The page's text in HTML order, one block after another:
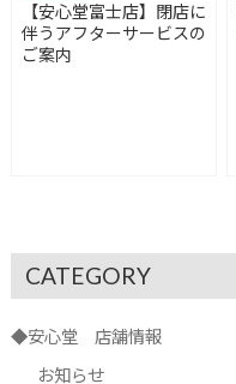
【安心堂富士店】閉店に
伴うアフターサービスの
ご案内
CATEGORY
◆安心堂 店舗情報
お知らせ